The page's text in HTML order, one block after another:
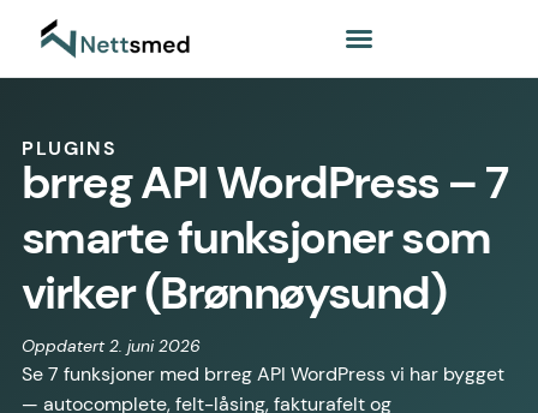
PLUGINS
brreg API WordPress – 7
smarte funksjoner som
virker (Brønnøysund)
Oppdatert 2. juni 2026
Se 7 funksjoner med brreg API WordPress vi har bygget
— autocomplete, felt-låsing, fakturafelt og